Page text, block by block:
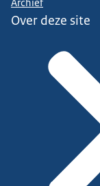
Over deze site